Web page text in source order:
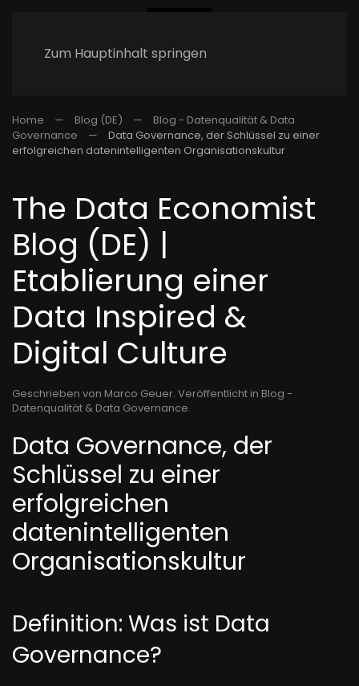
Zum Hauptinhalt springen
Home Blog (DE)
Blog - Datenqualität & Data
Governance
Data Governance, der Schlüssel zu einer
erfolgreichen datenintelligenten Organisationskultur
The Data Economist
Blog (DE) |
Etablierung einer
Data Inspired &
Digital Culture
Geschrieben von Marco Geuer. Veröffentlicht in Blog -
Datenqualität & Data Governance.
Data Governance, der
Schlüssel zu einer
erfolgreichen
datenintelligenten
Organisationskultur
Definition: Was ist Data
Governance?